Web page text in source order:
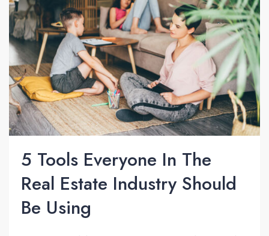
5 Tools Everyone In The
Real Estate Industry Should
Be Using